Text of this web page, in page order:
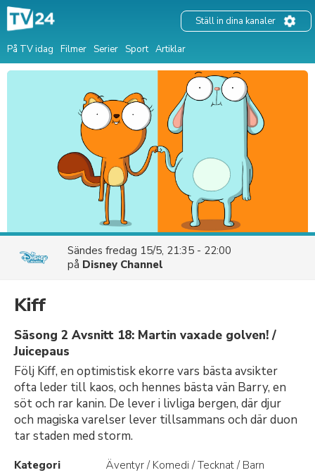
På TV idag Filmer Serier Sport Artiklar
Ställ in dina kanaler
Sändes fredag 15/5, 21:35 - 22:00
på Disney Channel
Kiff
Säsong 2 Avsnitt 18: Martin vaxade golven! /
Juicepaus
Följ Kiff, en optimistisk ekorre vars bästa avsikter
ofta leder till kaos, och hennes bästa vän Barry, en
söt och rar kanin. De lever i livliga bergen, där djur
och magiska varelser lever tillsammans och där duon
tar staden med storm.
Kategori
Äventyr / Komedi / Tecknat / Barn